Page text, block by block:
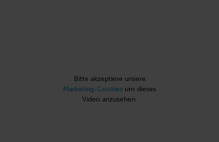
Bitte akzeptiere unsere
Marketing-Cookies um dieses
Video anzusehen.